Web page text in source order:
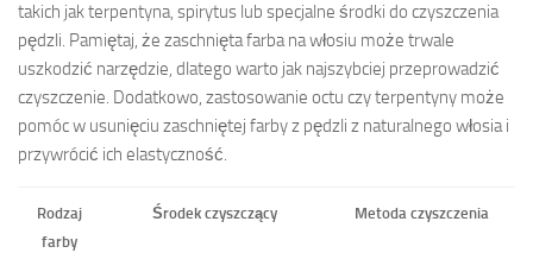
takich jak terpentyna, spirytus lub specjalne środki do czyszczenia
pędzli. Pamiętaj, że zaschnięta farba na włosiu może trwale
uszkodzić narzędzie, dlatego warto jak najszybciej przeprowadzić
czyszczenie. Dodatkowo, zastosowanie octu czy terpentyny może
pomóc w usunięciu zaschniętej farby z pędzli z naturalnego włosia i
przywrócić ich elastyczność.
Rodzaj
farby
Środek czyszczący Metoda czyszczenia